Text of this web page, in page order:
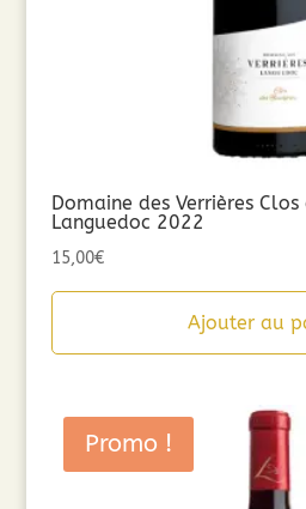
Domaine des Verrières Clos
Languedoc 2022
15,00€
Ajouter au
Promo !